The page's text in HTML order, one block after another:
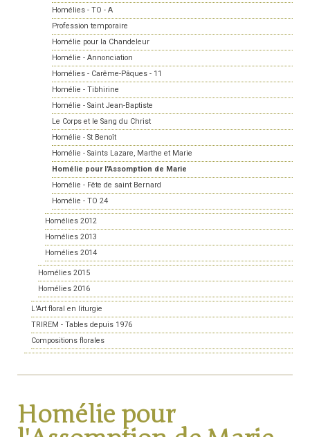
Homélies - TO - A
Profession temporaire
Homélie pour la Chandeleur
Homélie - Annonciation
Homélies - Carême-Pâques - 11
Homélie - Tibhirine
Homélie - Saint Jean-Baptiste
Le Corps et le Sang du Christ
Homélie - St Benoît
Homélie - Saints Lazare, Marthe et Marie
Homélie pour l'Assomption de Marie
Homélie - Fête de saint Bernard
Homélie - TO 24
Homélies 2012
Homélies 2013
Homélies 2014
Homélies 2015
Homélies 2016
L'Art floral en liturgie
TRIREM - Tables depuis 1976
Compositions florales
Homélie pour